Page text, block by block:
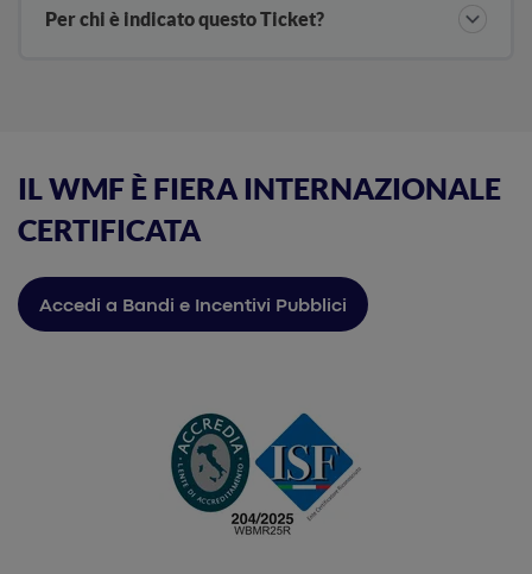
Per chi è indicato questo Ticket?
IL WMF È FIERA INTERNAZIONALE
CERTIFICATA
Accedi a Bandi e Incentivi Pubblici